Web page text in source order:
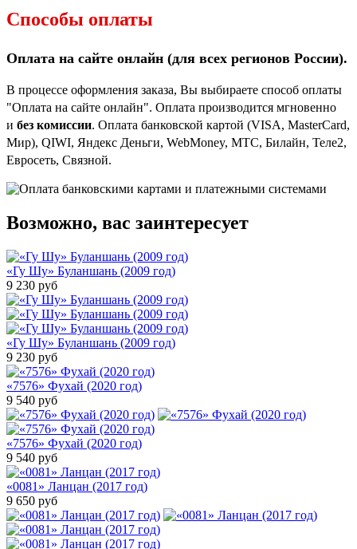
Способы оплаты
Оплата на сайте онлайн (для всех регионов России).
В процессе оформления заказа, Вы выбираете способ оплаты
"Оплата на сайте онлайн". Оплата производится мгновенно
и без комиссии. Оплата банковской картой (VISA, MasterCard,
Мир), QIWI, Яндекс Деньги, WebMoney, МТС, Билайн, Теле2,
Евросеть, Связной.
Возможно, вас заинтересует
«Гу Шу» Буланшань (2009 год)
9 230 руб
«Гу Шу» Буланшань (2009 год)
9 230 руб
«7576» Фухай (2020 год)
9 540 руб
«7576» Фухай (2020 год)
9 540 руб
«0081» Ланцан (2017 год)
9 650 руб